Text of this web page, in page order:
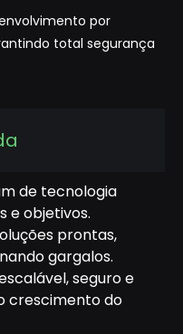
por
total segurança
de tecnologia
e objetivos.
prontas,
gargalos.
seguro e
crescimento do